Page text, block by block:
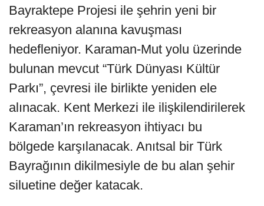
Bayraktepe Projesi ile şehrin yeni bir
rekreasyon alanına kavuşması
hedefleniyor. Karaman-Mut yolu üzerinde
bulunan mevcut “Türk Dünyası Kültür
Parkı”, çevresi ile birlikte yeniden ele
alınacak. Kent Merkezi ile ilişkilendirilerek
Karaman’ın rekreasyon ihtiyacı bu
bölgede karşılanacak. Anıtsal bir Türk
Bayrağının dikilmesiyle de bu alan şehir
siluetine değer katacak.